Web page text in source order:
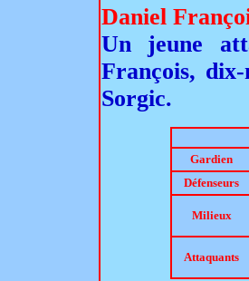
Daniel
Un jeune
François,
Sorgic.
Gardien
Défenseurs
Milieux
Attaquants